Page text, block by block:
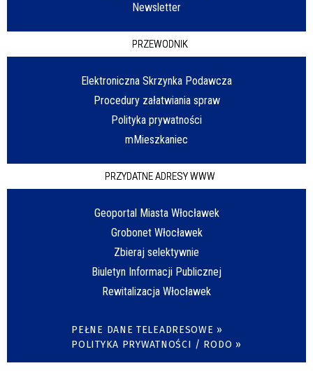
Newsletter
PRZEWODNIK
Elektroniczna Skrzynka Podawcza
Procedury załatwiania spraw
Polityka prywatności
mMieszkaniec
PRZYDATNE ADRESY WWW
Geoportal Miasta Włocławek
Grobonet Włocławek
Zbieraj selektywnie
Biuletyn Informacji Publicznej
Rewitalizacja Włocławek
PEŁNE DANE TELEADRESOWE »
POLITYKA PRYWATNOŚCI / RODO »